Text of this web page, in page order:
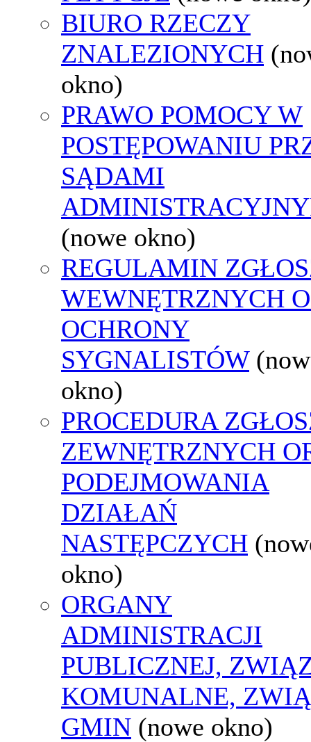
BIURO RZECZY
ZNALEZIONYCH
okno)
PRAWO POMOCY W
POSTĘPOWANIU
SĄDAMI
(nowe okno)
REGULAMIN
WEWNĘTRZNYCH
OCHRONY
SYGNALISTÓW
okno)
PROCEDURA
ZEWNĘTRZNYCH
PODEJMOWANIA
DZIAŁAŃ
NASTĘPCZYCH
okno)
ORGANY
ADMINISTRACJI
PUBLICZNEJ,
KOMUNALNE,
GMIN (nowe okno)